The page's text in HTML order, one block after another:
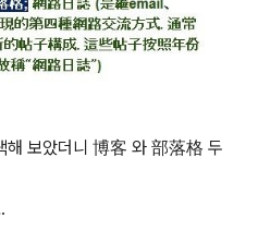
해 보았더니 博客 와 部落格 두